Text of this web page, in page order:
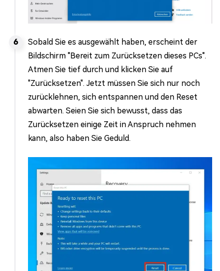
Sobald Sie es ausgewählt haben, erscheint der
Bildschirm "Bereit zum Zurücksetzen dieses PCs".
Atmen Sie tief durch und klicken Sie auf
"Zurücksetzen". Jetzt müssen Sie sich nur noch
zurücklehnen, sich entspannen und den Reset
abwarten. Seien Sie sich bewusst, dass das
Zurücksetzen einige Zeit in Anspruch nehmen
kann, also haben Sie Geduld.